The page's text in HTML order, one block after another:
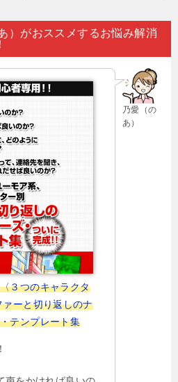
）がおススメするお悩み解消
乃愛（の
あ）
３つのキャラクタ
ーと切り返しのナ
テンプレート集